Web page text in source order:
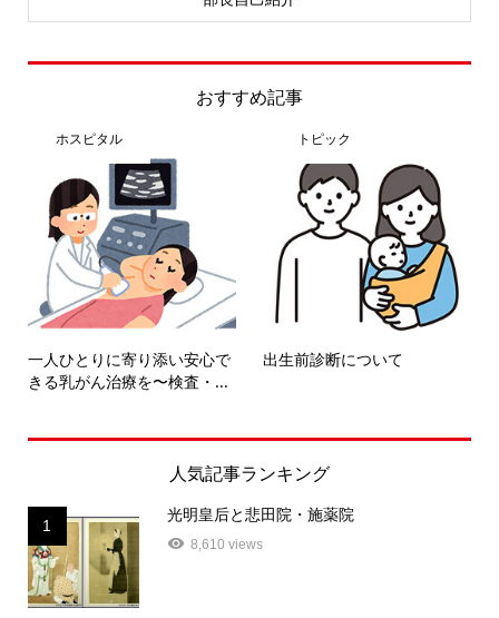
おすすめ記事
ホスピタル
一人ひとりに寄り添い安心で
きる乳がん治療を〜検査・...
トピック
出生前診断について
人気記事ランキング
1
光明皇后と悲田院・施薬院
8,610 views